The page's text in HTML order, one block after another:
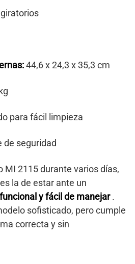
giratorios
44,6 x 24,3 x 35,3 cm
para fácil limpieza
de seguridad
MI 2115 durante varios días,
la de estar ante un
y fácil de manejar.
sofisticado, pero cumple
correcta y sin